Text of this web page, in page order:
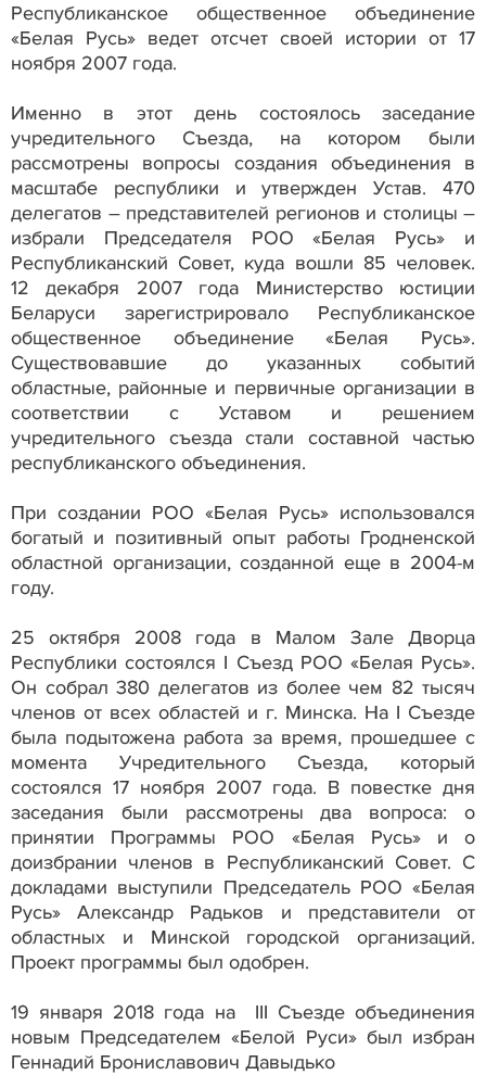
Республиканское общественное объединение
«Белая Русь» ведет отсчет своей истории от 17
ноября 2007 года.
Именно в этот день состоялось заседание
учредительного Съезда, на котором были
рассмотрены вопросы создания объединения в
масштабе республики и утвержден Устав. 470
делегатов – представителей регионов и столицы –
избрали Председателя РОО «Белая Русь» и
Республиканский Совет, куда вошли 85 человек.
12 декабря 2007 года Министерство юстиции
Беларуси зарегистрировало Республиканское
общественное объединение «Белая Русь».
Существовавшие до указанных событий
областные, районные и первичные организации в
соответствии с Уставом и решением
учредительного съезда стали составной частью
республиканского объединения.
При создании РОО «Белая Русь» использовался
богатый и позитивный опыт работы Гродненской
областной организации, созданной еще в 2004-м
году.
25 октября 2008 года в Малом Зале Дворца
Республики состоялся I Съезд РОО «Белая Русь».
Он собрал 380 делегатов из более чем 82 тысяч
членов от всех областей и г. Минска. На I Съезде
была подытожена работа за время, прошедшее с
момента Учредительного Съезда, который
состоялся 17 ноября 2007 года. В повестке дня
заседания были рассмотрены два вопроса: о
принятии Программы РОО «Белая Русь» и о
доизбрании членов в Республиканский Совет. С
докладами выступили Председатель РОО «Белая
Русь» Александр Радьков и представители от
областных и Минской городской организаций.
Проект программы был одобрен.
19 января 2018 года на III Съезде объединения
новым Председателем «Белой Руси» был избран
Геннадий Брониславович Давыдько